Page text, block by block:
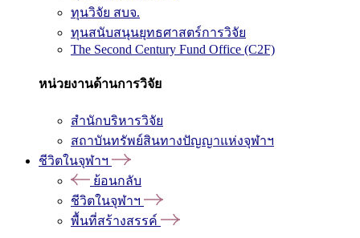
ทุนวิจัย สบจ.
ทุนสนับสนุนยุทธศาสตร์การวิจัย
The Second Century Fund Office (C2F)
หน่วยงานด้านการวิจัย
สำนักบริหารวิจัย
สถาบันทรัพย์สินทางปัญญาแห่งจุฬาฯ
ชีวิตในจุฬาฯ
ย้อนกลับ
ชีวิตในจุฬาฯ
พื้นที่สร้างสรรค์